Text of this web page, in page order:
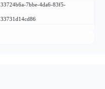
33724b6a-7bbe-4da6-83f5-
33731d14cd86